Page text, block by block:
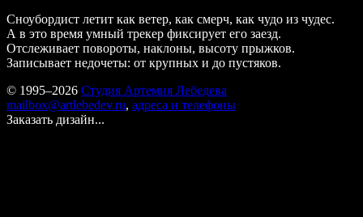
Сноубордист летит как ветер, как смерч, как чудо из чудес.
А в это время умный трекер фиксирует его заезд.
Отслеживает повороты, наклоны, высоту прыжков.
Записывает недочеты: от крупных и до пустяков.
© 1995–2026 Студия Артемия Лебедева
mailbox@artlebedev.ru, адреса и телефоны
Заказать дизайн...